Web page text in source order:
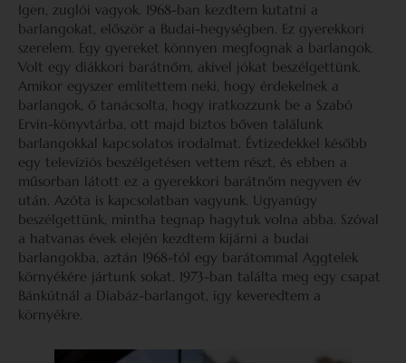
Igen, zuglói vagyok. 1968-ban kezdtem kutatni a
barlangokat, először a Budai-hegységben. Ez gyerekkori
szerelem. Egy gyereket könnyen megfognak a barlangok.
Volt egy diákkori barátnőm, akivel jókat beszélgettünk.
Amikor egyszer említettem neki, hogy érdekelnek a
barlangok, ő tanácsolta, hogy iratkozzunk be a Szabó
Ervin-könyvtárba, ott majd biztos bőven találunk
barlangokkal kapcsolatos irodalmat. Évtizedekkel később
egy televíziós beszélgetésen vettem részt, és ebben a
műsorban látott ez a gyerekkori barátnőm negyven év
után. Azóta is kapcsolatban vagyunk. Ugyanúgy
beszélgettünk, mintha tegnap hagytuk volna abba. Szóval
a hatvanas évek elején kezdtem kijárni a budai
barlangokba, aztán 1968-tól egy barátommal Aggtelek
környékére jártunk sokat. 1973-ban találta meg egy csapat
Bánkútnál a Diabáz-barlangot, így keveredtem a
környékre.